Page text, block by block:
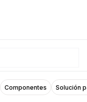
Componentes Solución